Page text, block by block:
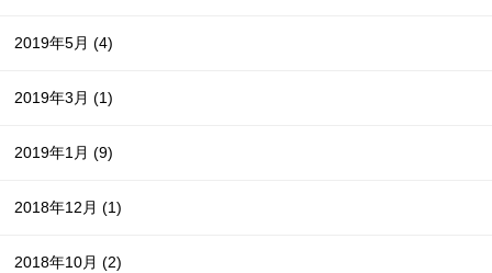
2019年5月(4)
2019年3月(1)
2019年1月(9)
2018年12月(1)
2018年10月(2)